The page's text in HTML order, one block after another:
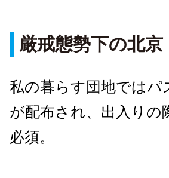
厳戒態勢下の北京
私の暮らす団地ではパ
が配布され、出入りの
必須。